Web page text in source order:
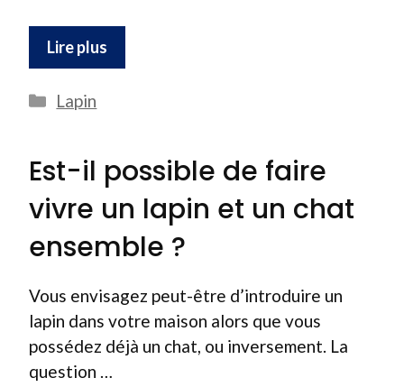
Lire plus
Catégories
Lapin
Est-il possible de faire
vivre un lapin et un chat
ensemble ?
Vous envisagez peut-être d’introduire un
lapin dans votre maison alors que vous
possédez déjà un chat, ou inversement. La
question …